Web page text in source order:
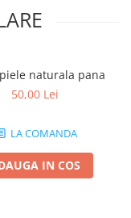
naturala pana
50,00 Lei
LA COMANDA
IN COS